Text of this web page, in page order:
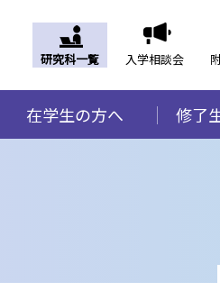
研究科一覧 入学相談会
在学生の方へ 修了